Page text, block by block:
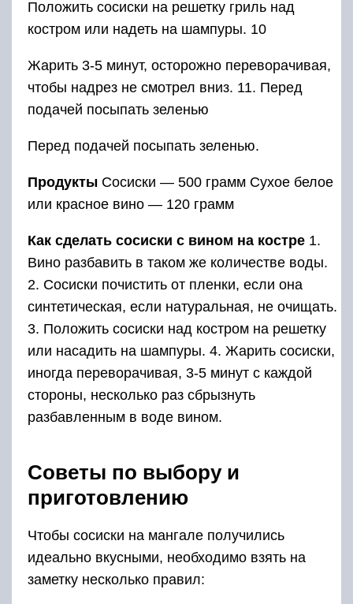
Положить сосиски на решетку гриль над
костром или надеть на шампуры. 10
Жарить 3-5 минут, осторожно переворачивая,
чтобы надрез не смотрел вниз. 11. Перед
подачей посыпать зеленью
Перед подачей посыпать зеленью.
Продукты Сосиски — 500 грамм Сухое белое
или красное вино — 120 грамм
Как сделать сосиски с вином на костре 1.
Вино разбавить в таком же количестве воды.
2. Сосиски почистить от пленки, если она
синтетическая, если натуральная, не очищать.
3. Положить сосиски над костром на решетку
или насадить на шампуры. 4. Жарить сосиски,
иногда переворачивая, 3-5 минут с каждой
стороны, несколько раз сбрызнуть
разбавленным в воде вином.
Советы по выбору и
приготовлению
Чтобы сосиски на мангале получились
идеально вкусными, необходимо взять на
заметку несколько правил: